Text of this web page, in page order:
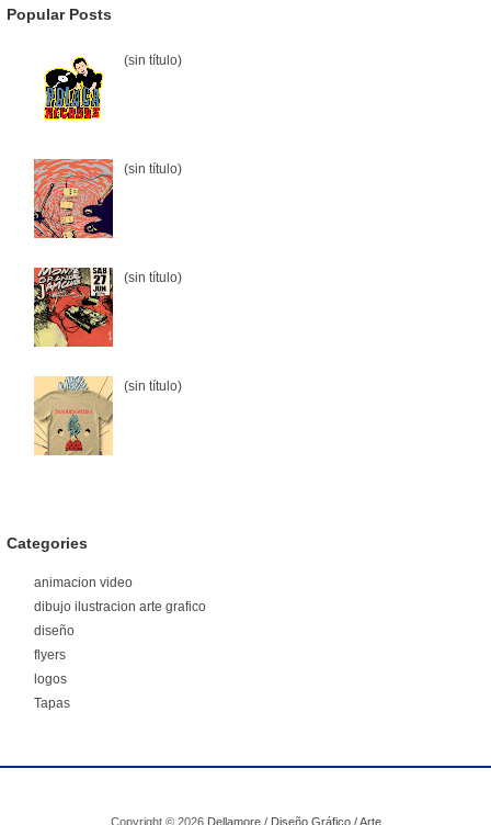
Popular Posts
(sin título)
(sin título)
(sin título)
(sin título)
Categories
animacion video
dibujo ilustracion arte grafico
diseño
flyers
logos
Tapas
Copyright © 2026 Dellamore / Diseño Gráfico / Arte